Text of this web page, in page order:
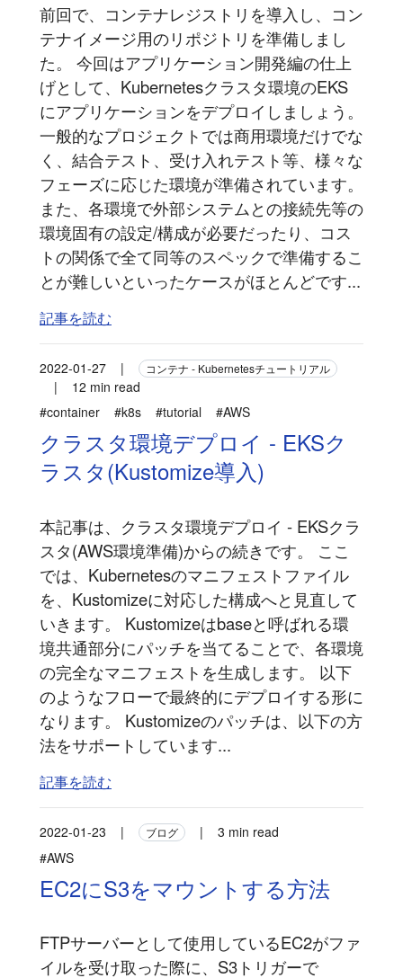
前回で、コンテナレジストリを導入し、コン
テナイメージ用のリポジトリを準備しまし
た。 今回はアプリケーション開発編の仕上
げとして、Kubernetesクラスタ環境のEKS
にアプリケーションをデプロイしましょう。
一般的なプロジェクトでは商用環境だけでな
く、結合テスト、受け入れテスト等、様々な
フェーズに応じた環境が準備されています。
また、各環境で外部システムとの接続先等の
環境固有の設定/構成が必要だったり、コス
トの関係で全て同等のスペックで準備するこ
とが難しいといったケースがほとんどです...
記事を読む
2022-01-27 | コンテナ - Kubernetesチュートリアル
|
12 min read
#container
#k8s #tutorial #AWS
クラスタ環境デプロイ - EKSク
ラスタ(Kustomize導入)
本記事は、クラスタ環境デプロイ - EKSクラ
スタ(AWS環境準備)からの続きです。 ここ
では、Kubernetesのマニフェストファイル
を、Kustomizeに対応した構成へと見直して
いきます。 Kustomizeはbaseと呼ばれる環
境共通部分にパッチを当てることで、各環境
の完全なマニフェストを生成します。 以下
のようなフローで最終的にデプロイする形に
なります。 Kustomizeのパッチは、以下の方
法をサポートしています...
記事を読む
2022-01-23 | ブログ |
3 min read
#AWS
EC2にS3をマウントする方法
FTPサーバーとして使用しているEC2がファ
イルを受け取った際に、S3トリガーで